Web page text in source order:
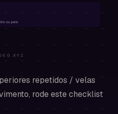
repetidos / velas
rode este checklist